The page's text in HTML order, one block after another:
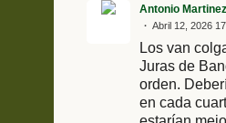
Antonio Martinez
Abril 12, 2026
Los van
Juras de
orden.
en cada